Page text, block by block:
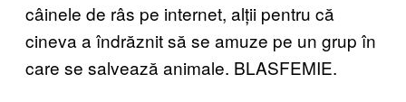
câinele de râs pe internet, alții pentru că
cineva a îndrăznit să se amuze pe un grup în
care se salvează animale. BLASFEMIE.